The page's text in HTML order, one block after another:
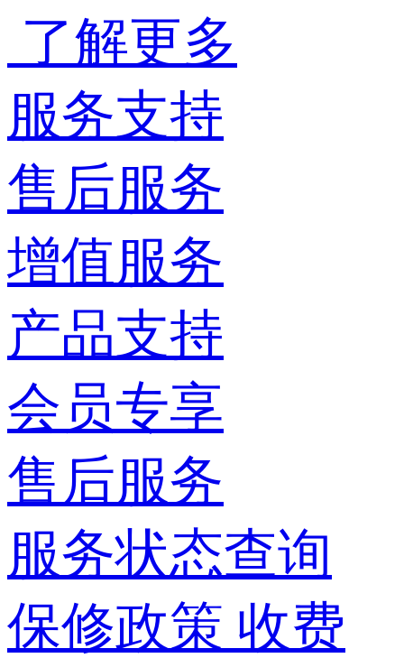
了解更多
服务支持
售后服务
增值服务
产品支持
会员专享
售后服务
服务状态查询
保修政策 收费